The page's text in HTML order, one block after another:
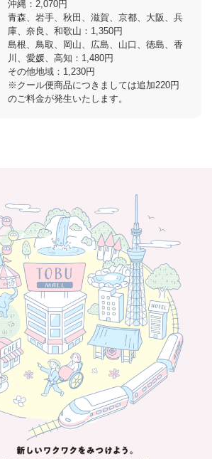
沖縄：2,070円
青森、岩手、秋田、滋賀、京都、大阪、兵
庫、奈良、和歌山：1,350円
島根、鳥取、岡山、広島、山口、徳島、香
川、愛媛、高知：1,480円
その他地域：1,230円
※クール便商品につきましては追加220円
のご料金が発生いたします。